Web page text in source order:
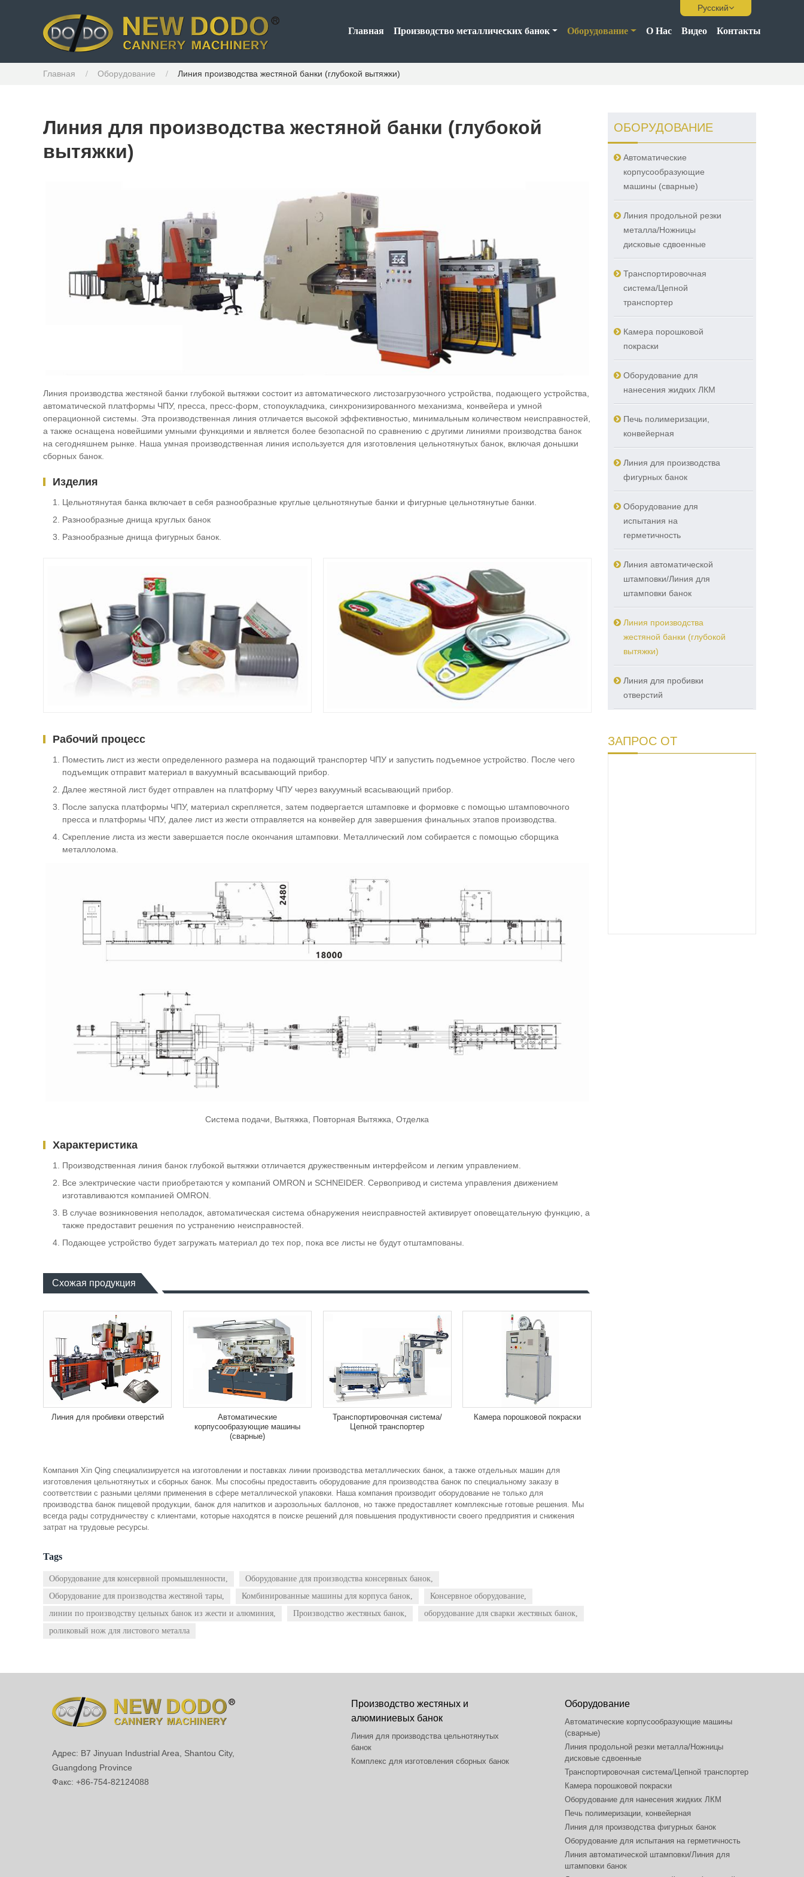
Русский
Главная Производство металлических банок Оборудование О Нас Видео Контакты
Главная Оборудование Линия производства жестяной банки (глубокой вытяжки)
Линия для производства жестяной банки (глубокой
вытяжки)
Линия производства жестяной банки глубокой вытяжки состоит из автоматического листозагрузочного устройства, подающего устройства,
автоматической платформы ЧПУ, пресса, пресс-форм, стопоукладчика, синхронизированного механизма, конвейера и умной
операционной системы. Эта производственная линия отличается высокой эффективностью, минимальным количеством неисправностей,
а также оснащена новейшими умными функциями и является более безопасной по сравнению с другими линиями производства банок
на сегодняшнем рынке. Наша умная производственная линия используется для изготовления цельнотянутых банок, включая донышки
сборных банок.
Изделия
Цельнотянутая банка включает в себя разнообразные круглые цельнотянутые банки и фигурные цельнотянутые банки.
Разнообразные днища круглых банок
Разнообразные днища фигурных банок.
Рабочий процесс
Поместить лист из жести определенного размера на подающий транспортер ЧПУ и запустить подъемное устройство. После чего
подъемщик отправит материал в вакуумный всасывающий прибор.
Далее жестяной лист будет отправлен на платформу ЧПУ через вакуумный всасывающий прибор.
После запуска платформы ЧПУ, материал скрепляется, затем подвергается штамповке и формовке с помощью штамповочного
пресса и платформы ЧПУ, далее лист из жести отправляется на конвейер для завершения финальных этапов производства.
Скрепление листа из жести завершается после окончания штамповки. Металлический лом собирается с помощью сборщика
металлолома.
Система подачи, Вытяжка, Повторная Вытяжка, Отделка
Характеристика
Производственная линия банок глубокой вытяжки отличается дружественным интерфейсом и легким управлением.
Все электрические части приобретаются у компаний OMRON и SCHNEIDER. Сервопривод и система управления движением
изготавливаются компанией OMRON.
В случае возникновения неполадок, автоматическая система обнаружения неисправностей активирует оповещательную функцию, а
также предоставит решения по устранению неисправностей.
Подающее устройство будет загружать материал до тех пор, пока все листы не будут отштампованы.
Схожая продукция
Линия для пробивки отверстий
Автоматические
корпусообразующие машины
(сварные)
Транспортировочная система/
Цепной транспортер
Камера порошковой покраски
Компания Xin Qing специализируется на изготовлении и поставках линии производства металлических банок, а также отдельных машин для
изготовления цельнотянутых и сборных банок. Мы способны предоставить оборудование для производства банок по специальному заказу в
соответствии с разными целями применения в сфере металлической упаковки. Наша компания производит оборудование не только для
производства банок пищевой продукции, банок для напитков и аэрозольных баллонов, но также предоставляет комплексные готовые решения. Мы
всегда рады сотрудничеству с клиентами, которые находятся в поиске решений для повышения продуктивности своего предприятия и снижения
затрат на трудовые ресурсы.
Tags
Оборудование для консервной промышленности,
Оборудование для производства консервных банок,
Оборудование для производства жестяной тары,
Комбинированные машины для корпуса банок,
Консервное оборудование,
линии по производству цельных банок из жести и алюминия,
Производство жестяных банок,
оборудование для сварки жестяных банок,
роликовый нож для листового металла
ОБОРУДОВАНИЕ
Автоматические
корпусообразующие
машины (сварные)
Линия продольной резки
металла/Ножницы
дисковые сдвоенные
Транспортировочная
система/Цепной
транспортер
Камера порошковой
покраски
Оборудование для
нанесения жидких ЛКМ
Печь полимеризации,
конвейерная
Линия для производства
фигурных банок
Оборудование для
испытания на
герметичность
Линия автоматической
штамповки/Линия для
штамповки банок
Линия производства
жестяной банки (глубокой
вытяжки)
Линия для пробивки
отверстий
ЗАПРОС ОТ
Адрес: B7 Jinyuan Industrial Area, Shantou City,
Guangdong Province
Факс: +86-754-82124088
Производство жестяных и
алюминиевых банок
Линия для производства цельнотянутых
банок
Комплекс для изготовления сборных банок
Оборудование
Автоматические корпусообразующие машины
(сварные)
Линия продольной резки металла/Ножницы
дисковые сдвоенные
Транспортировочная система/Цепной транспортер
Камера порошковой покраски
Оборудование для нанесения жидких ЛКМ
Печь полимеризации, конвейерная
Линия для производства фигурных банок
Оборудование для испытания на герметичность
Линия автоматической штамповки/Линия для
штамповки банок